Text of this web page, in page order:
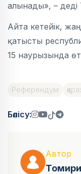
алынады», – деді
Айта кетейік,
қатысты
15 наурызында
Референдум
Бөлісу:
Автор